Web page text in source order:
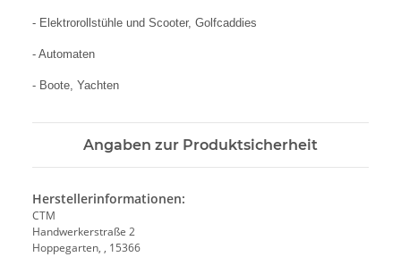
- Elektrorollstühle und Scooter, Golfcaddies
- Automaten
- Boote, Yachten
Angaben zur Produktsicherheit
Herstellerinformationen:
CTM
Handwerkerstraße 2
Hoppegarten, , 15366